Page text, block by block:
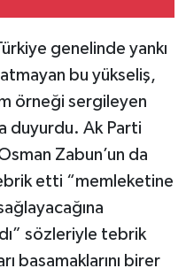
genelinde yankı
bu yükseliş,
örneği sergileyen
duyurdu. Ak Parti
Zabun’un da
etti “memleketine
sözleriyle tebrik
basamaklarını birer